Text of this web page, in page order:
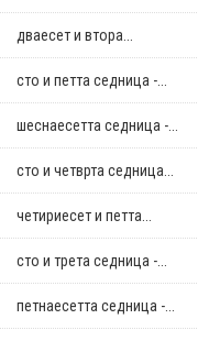
дваесет и втора...
сто и петта седница -...
шеснаесетта седница -...
сто и четврта седница...
четириесет и петта...
сто и трета седница -...
петнаесетта седница -...